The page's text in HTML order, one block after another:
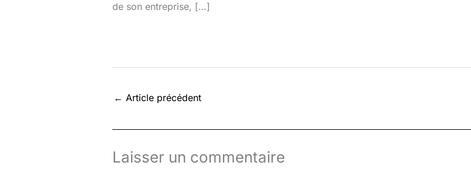
de son entreprise, […]
← Article précédent
Laisser un commentaire